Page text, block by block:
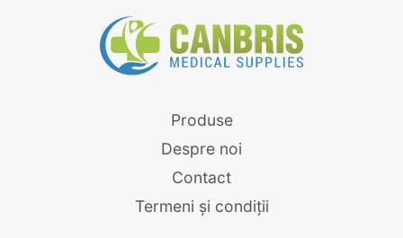
Produse
Despre noi
Contact
Termeni și condiții